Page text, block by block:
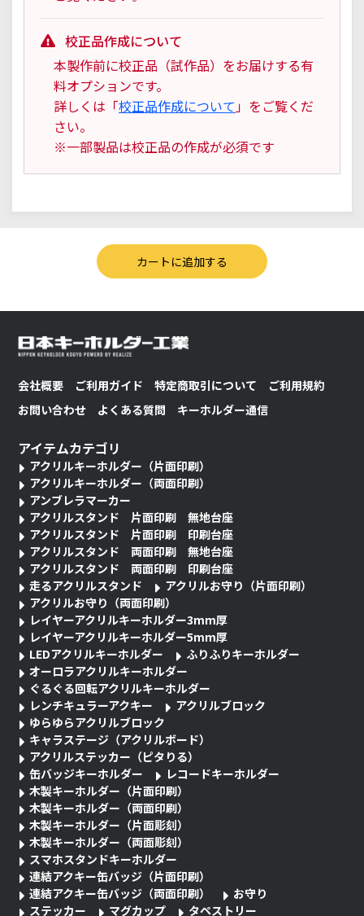
校正品作成について
本製作前に校正品（試作品）をお届けする有
料オプションです。
詳しくは「校正品作成について」をご覧くだ
さい。
※一部製品は校正品の作成が必須です
会社概要 ご利用ガイド 特定商取引について
ご利用規約
お問い合わせ
よくある質問 キーホルダー通信
アイテムカテゴリ
アクリルキーホルダー（片面印刷）
アクリルキーホルダー（両面印刷）
アンブレラマーカー
アクリルスタンド 片面印刷 無地台座
アクリルスタンド 片面印刷 印刷台座
アクリルスタンド 両面印刷 無地台座
アクリルスタンド 両面印刷 印刷台座
走るアクリルスタンド
アクリルお守り（片面印刷）
アクリルお守り（両面印刷）
レイヤーアクリルキーホルダー3mm厚
レイヤーアクリルキーホルダー5mm厚
LEDアクリルキーホルダー
ふりふりキーホルダー
オーロラアクリルキーホルダー
ぐるぐる回転アクリルキーホルダー
レンチキュラーアクキー
アクリルブロック
ゆらゆらアクリルブロック
キャラステージ（アクリルボード）
アクリルステッカー（ピタりる）
缶バッジキーホルダー
レコードキーホルダー
木製キーホルダー（片面印刷）
木製キーホルダー（両面印刷）
木製キーホルダー（片面彫刻）
木製キーホルダー（両面彫刻）
スマホスタンドキーホルダー
連結アクキー缶バッジ（片面印刷）
連結アクキー缶バッジ（両面印刷）
お守り
ステッカー
マグカップ タペストリー